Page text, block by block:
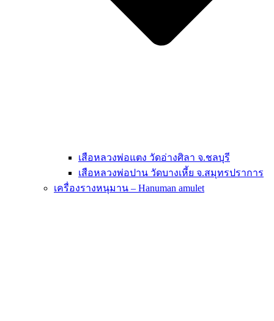
เสือหลวงพ่อแตง วัดอ่างศิลา จ.ชลบุรี
เสือหลวงพ่อปาน วัดบางเหี้ย จ.สมุทรปราการ
เครื่องรางหนุมาน – Hanuman amulet